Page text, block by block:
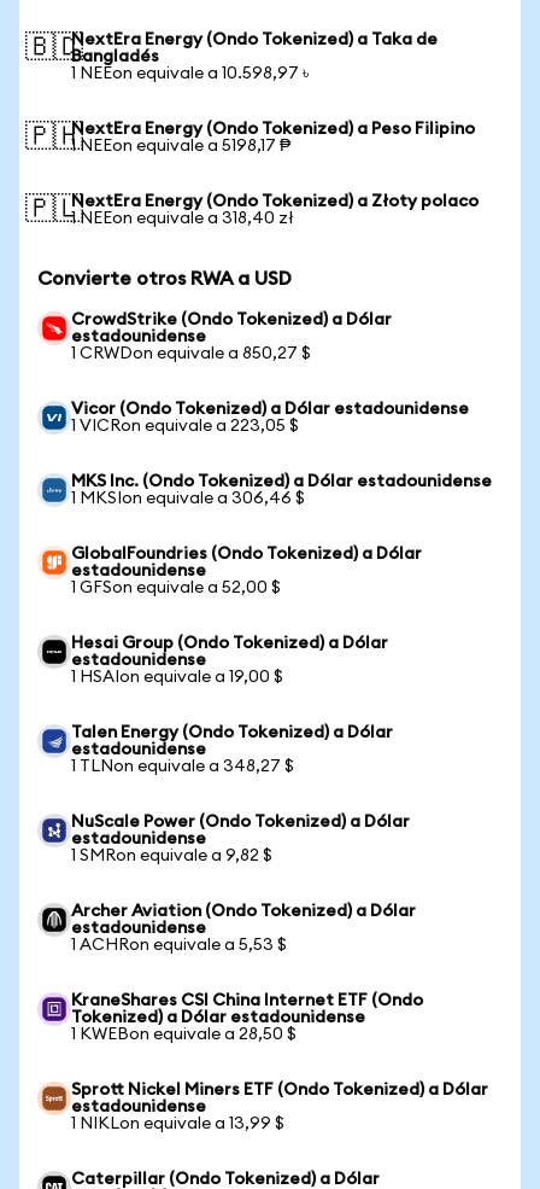
🇧🇩NextEra Energy (Ondo Tokenized) a Taka de
Bangladés
1 NEEon equivale a 10.598,97 ৳
🇵🇭NextEra Energy (Ondo Tokenized) a Peso Filipino
1 NEEon equivale a 5198,17 ₱
🇵🇱NextEra Energy (Ondo Tokenized) a Złoty polaco
1 NEEon equivale a 318,40 zł
Convierte otros RWA a USD
CrowdStrike (Ondo Tokenized) a Dólar
estadounidense
1 CRWDon equivale a 850,27 $
Vicor (Ondo Tokenized) a Dólar estadounidense
1 VICRon equivale a 223,05 $
MKS Inc. (Ondo Tokenized) a Dólar estadounidense
1 MKSIon equivale a 306,46 $
GlobalFoundries (Ondo Tokenized) a Dólar
estadounidense
1 GFSon equivale a 52,00 $
Hesai Group (Ondo Tokenized) a Dólar
estadounidense
1 HSAIon equivale a 19,00 $
Talen Energy (Ondo Tokenized) a Dólar
estadounidense
1 TLNon equivale a 348,27 $
NuScale Power (Ondo Tokenized) a Dólar
estadounidense
1 SMRon equivale a 9,82 $
Archer Aviation (Ondo Tokenized) a Dólar
estadounidense
1 ACHRon equivale a 5,53 $
KraneShares CSI China Internet ETF (Ondo
Tokenized) a Dólar estadounidense
1 KWEBon equivale a 28,50 $
Sprott Nickel Miners ETF (Ondo Tokenized) a Dólar
estadounidense
1 NIKLon equivale a 13,99 $
Caterpillar (Ondo Tokenized) a Dólar